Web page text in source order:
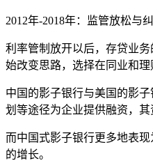
2012年-2018年：监管放松与
利率管制放开以后，存贷业
始改变思路，选择在同业和
中国的影子银行与美国的影
划等途径为企业提供融资，其
而中国式影子银行更多地表
的增长。